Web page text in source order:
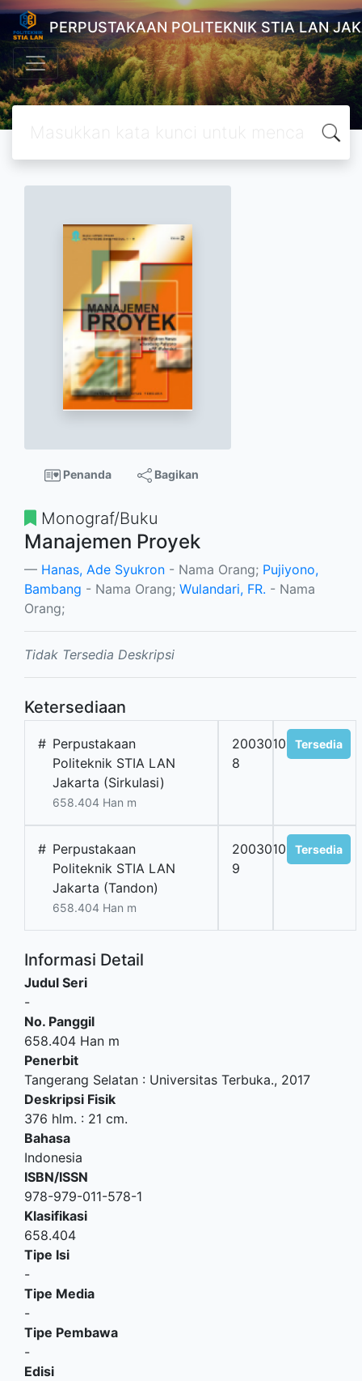
PERPUSTAKAAN POLITEKNIK STIA LAN
Penanda Bagikan
Monograf/Buku
Manajemen Proyek
Hanas, Ade Syukron - Nama Orang; Pujiyono,
Bambang - Nama Orang; Wulandari, FR. - Nama
Orang;
Tidak Tersedia Deskripsi
Ketersediaan
# Perpustakaan
Politeknik STIA LAN
Jakarta (Sirkulasi)
658.404 Han m
2003010198-
8
Tersedia
# Perpustakaan
Politeknik STIA LAN
Jakarta (Tandon)
658.404 Han m
2003010198-
9
Tersedia
Informasi Detail
Judul Seri
-
No. Panggil
658.404 Han m
Penerbit
Tangerang Selatan : Universitas Terbuka., 2017
Deskripsi Fisik
376 hlm. : 21 cm.
Bahasa
Indonesia
ISBN/ISSN
978-979-011-578-1
Klasifikasi
658.404
Tipe Isi
-
Tipe Media
-
Tipe Pembawa
-
Edisi